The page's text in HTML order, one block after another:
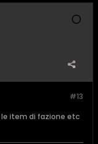
#13
item di fazione etc